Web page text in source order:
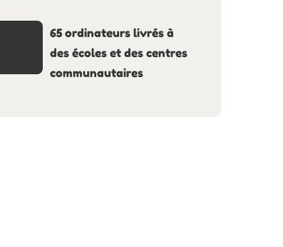
65 ordinateurs livrés à
des écoles et des centres
communautaires